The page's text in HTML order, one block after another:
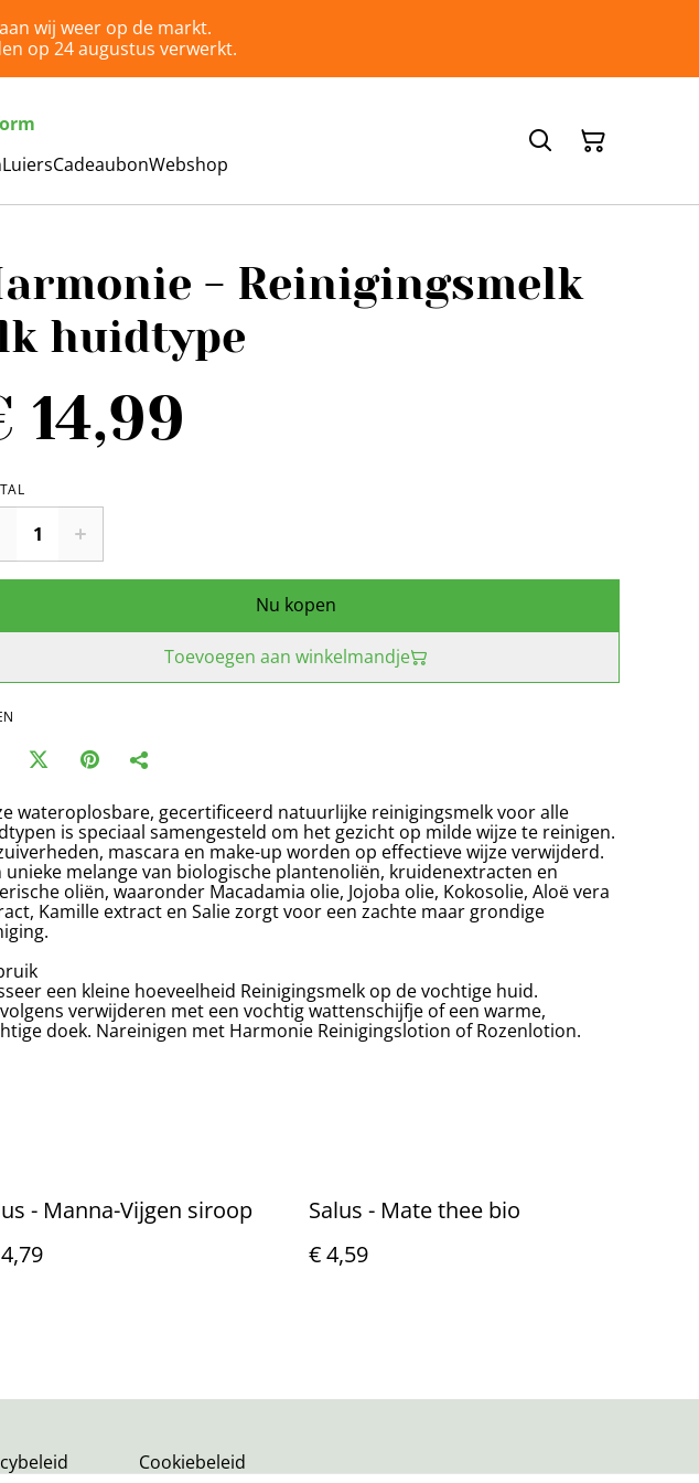
wij weer op de markt.
op 24 augustus verwerkt.
LuiersCadeaubonWebshop
- Reinigingsmelk
huidtype
14,99
Nu kopen
Toevoegen aan winkelmandje
wateroplosbare, gecertificeerd natuurlijke reinigingsmelk voor alle
is speciaal samengesteld om het gezicht op milde wijze te reinigen.
mascara en make-up worden op effectieve wijze verwijderd.
unieke melange van biologische plantenoliën, kruidenextracten en
oliën, waaronder Macadamia olie, Jojoba olie, Kokosolie, Aloë vera
Kamille extract en Salie zorgt voor een zachte maar grondige
een kleine hoeveelheid Reinigingsmelk op de vochtige huid.
verwijderen met een vochtig wattenschijfje of een warme,
doek. Nareinigen met Harmonie Reinigingslotion of Rozenlotion.
- Manna-Vijgen siroop
Salus - Mate thee bio
€ 4,59
Cookiebeleid